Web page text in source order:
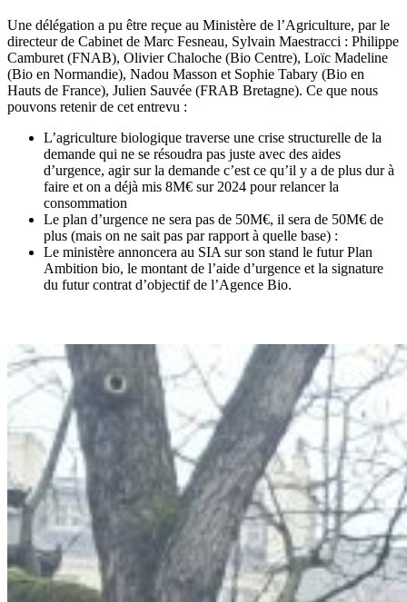
Une délégation a pu être reçue au Ministère de l’Agriculture, par le
directeur de Cabinet de Marc Fesneau, Sylvain Maestracci : Philippe
Camburet (FNAB), Olivier Chaloche (Bio Centre), Loïc Madeline
(Bio en Normandie), Nadou Masson et Sophie Tabary (Bio en
Hauts de France), Julien Sauvée (FRAB Bretagne). Ce que nous
pouvons retenir de cet entrevu :
L’agriculture biologique traverse une crise structurelle de la
demande qui ne se résoudra pas juste avec des aides
d’urgence, agir sur la demande c’est ce qu’il y a de plus dur à
faire et on a déjà mis 8M€ sur 2024 pour relancer la
consommation
Le plan d’urgence ne sera pas de 50M€, il sera de 50M€ de
plus (mais on ne sait pas par rapport à quelle base) :
Le ministère annoncera au SIA sur son stand le futur Plan
Ambition bio, le montant de l’aide d’urgence et la signature
du futur contrat d’objectif de l’Agence Bio.